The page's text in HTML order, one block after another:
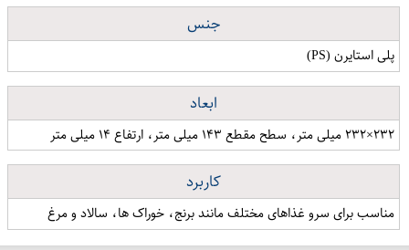
جنس
پلی استایرن (PS)
ابعاد
۲۳۲×۲۳۲ میلی متر، سطح مقطع ۱۴۳ میلی متر، ارتفاع ۱۴ میلی متر
کاربرد
مناسب برای سرو غذاهای مختلف مانند برنج، خوراک ها، سالاد و مرغ